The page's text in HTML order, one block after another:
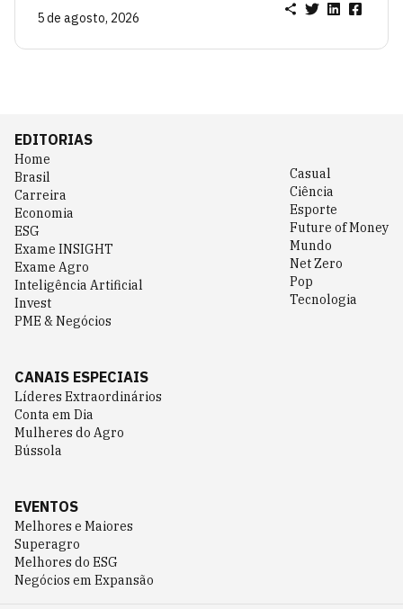
5 de agosto, 2026
EDITORIAS
Home
Brasil
Carreira
Economia
ESG
Exame INSIGHT
Exame Agro
Inteligência Artificial
Invest
PME & Negócios
Casual
Ciência
Esporte
Future of Money
Mundo
Net Zero
Pop
Tecnologia
CANAIS ESPECIAIS
Líderes Extraordinários
Conta em Dia
Mulheres do Agro
Bússola
EVENTOS
Melhores e Maiores
Superagro
Melhores do ESG
Negócios em Expansão